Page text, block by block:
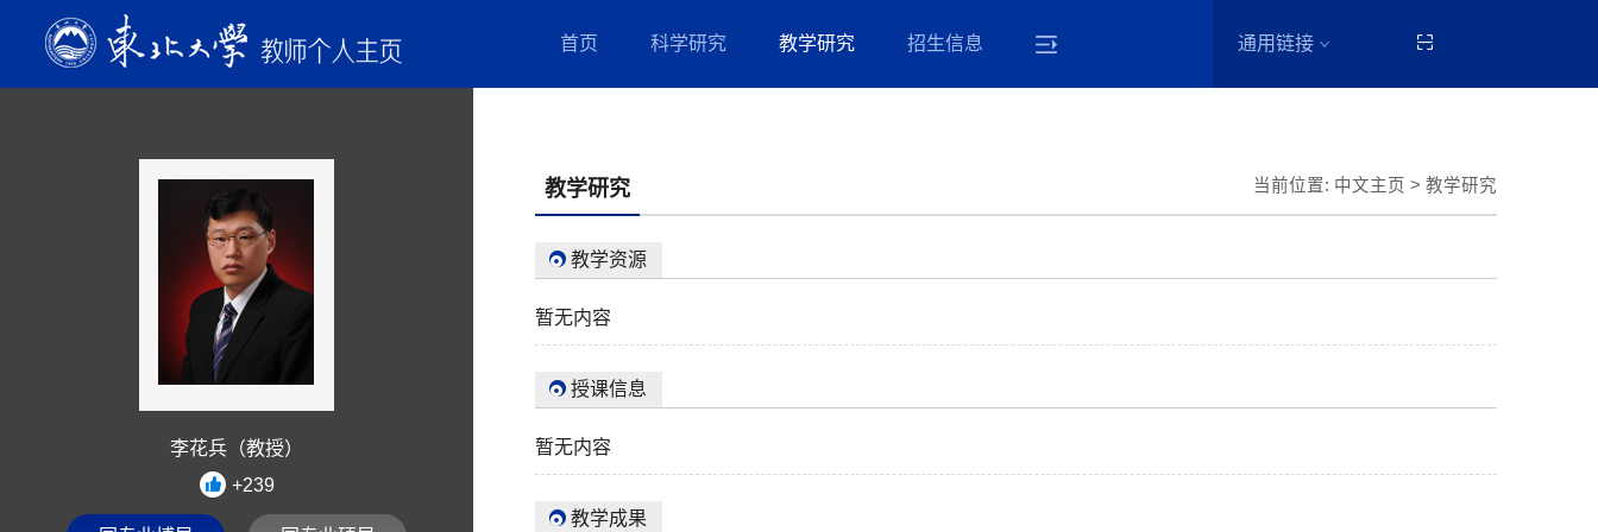
首页 科学研究 教学研究 招生信息 通用链接
李花兵（教授）
+239
当前位置: 中文主页 >教学研究
教学研究
教学资源
暂无内容
授课信息
暂无内容
教学成果